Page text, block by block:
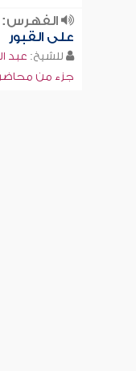
على القبور
للشيخ: عبد
جزء من محاضرة